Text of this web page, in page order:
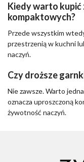
Kiedy warto
kompaktowych?
Przede wszystkim
przestrzenią w kuchni
naczyń.
Czy droższe
Nie zawsze. Warto
oznacza uproszczoną
żywotność naczyń.